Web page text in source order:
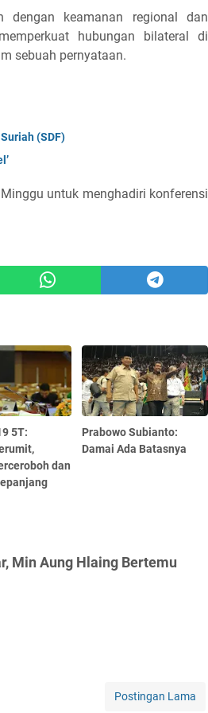
dengan keamanan regional dan
hubungan bilateral di
sebuah pernyataan.
(SDF)
untuk menghadiri konferensi
5T:
dan
Prabowo Subianto:
Damai Ada Batasnya
Min Aung Hlaing Bertemu
Postingan Lama